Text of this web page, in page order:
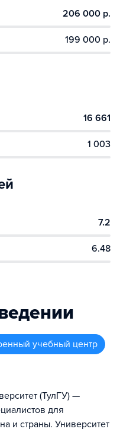
206 000 р.
199 000 р.
16 661
1 003
7.2
6.48
учебный центр
(ТулГУ) —
для
и страны. Университет